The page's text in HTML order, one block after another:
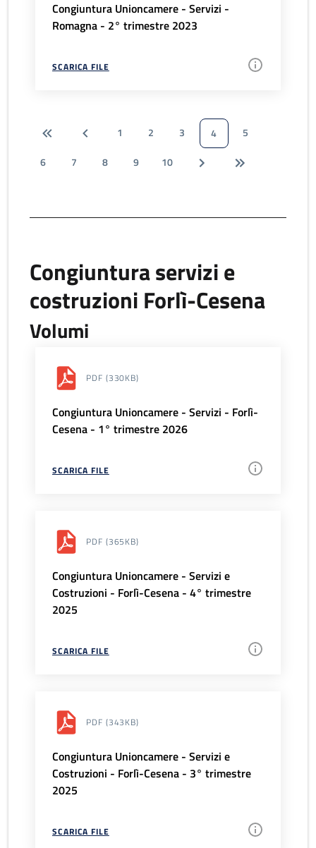
Congiuntura Unioncamere - Servizi -
Romagna - 2° trimestre 2023
SCARICA FILE
1 2 3 4
5
6
7 8 9 10
Congiuntura servizi e
costruzioni Forlì-Cesena
Volumi
PDF (330KB)
Congiuntura Unioncamere - Servizi - Forlì-
Cesena - 1° trimestre 2026
SCARICA FILE
PDF (365KB)
Congiuntura Unioncamere - Servizi e
Costruzioni - Forlì-Cesena - 4° trimestre
2025
SCARICA FILE
PDF (343KB)
Congiuntura Unioncamere - Servizi e
Costruzioni - Forlì-Cesena - 3° trimestre
2025
SCARICA FILE